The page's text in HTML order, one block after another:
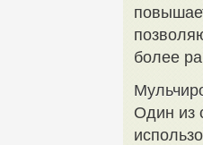
более
Один из